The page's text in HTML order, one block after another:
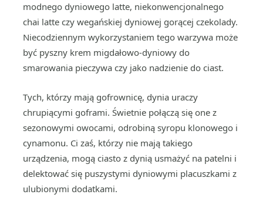
modnego dyniowego latte, niekonwencjonalnego
chai latte czy wegańskiej dyniowej gorącej czekolady.
Niecodziennym wykorzystaniem tego warzywa może
być pyszny krem migdałowo-dyniowy do
smarowania pieczywa czy jako nadzienie do ciast.
Tych, którzy mają gofrownicę, dynia uraczy
chrupiącymi goframi. Świetnie połączą się one z
sezonowymi owocami, odrobiną syropu klonowego i
cynamonu. Ci zaś, którzy nie mają takiego
urządzenia, mogą ciasto z dynią usmażyć na patelni i
delektować się puszystymi dyniowymi placuszkami z
ulubionymi dodatkami.